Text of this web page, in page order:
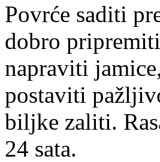
Povrće saditi
dobro
napraviti
postaviti
biljke zaliti.
24 sata.